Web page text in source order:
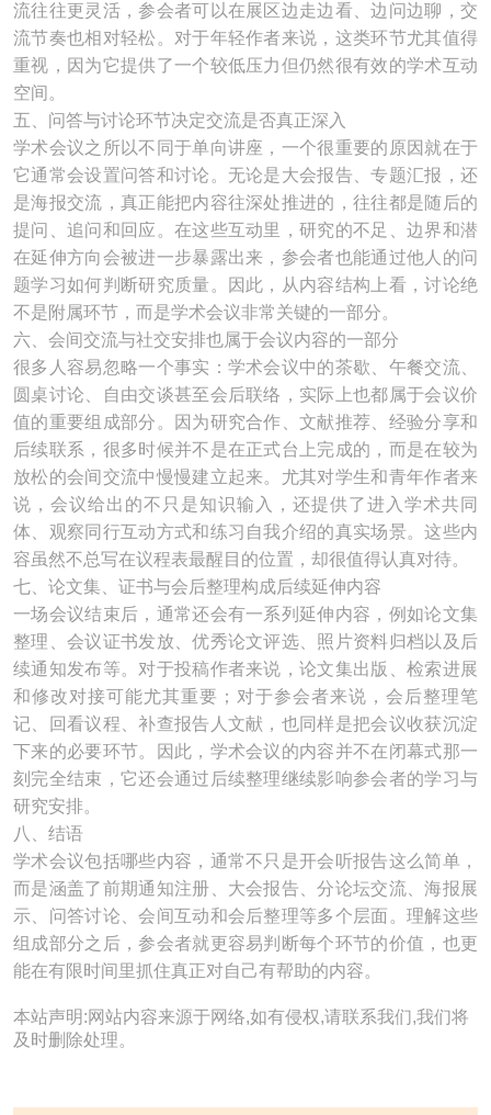
流往往更灵活，参会者可以在展区边走边看、边问边聊，交
流节奏也相对轻松。对于年轻作者来说，这类环节尤其值得
重视，因为它提供了一个较低压力但仍然很有效的学术互动
空间。
五、问答与讨论环节决定交流是否真正深入
学术会议之所以不同于单向讲座，一个很重要的原因就在于
它通常会设置问答和讨论。无论是大会报告、专题汇报，还
是海报交流，真正能把内容往深处推进的，往往都是随后的
提问、追问和回应。在这些互动里，研究的不足、边界和潜
在延伸方向会被进一步暴露出来，参会者也能通过他人的问
题学习如何判断研究质量。因此，从内容结构上看，讨论绝
不是附属环节，而是学术会议非常关键的一部分。
六、会间交流与社交安排也属于会议内容的一部分
很多人容易忽略一个事实：学术会议中的茶歇、午餐交流、
圆桌讨论、自由交谈甚至会后联络，实际上也都属于会议价
值的重要组成部分。因为研究合作、文献推荐、经验分享和
后续联系，很多时候并不是在正式台上完成的，而是在较为
放松的会间交流中慢慢建立起来。尤其对学生和青年作者来
说，会议给出的不只是知识输入，还提供了进入学术共同
体、观察同行互动方式和练习自我介绍的真实场景。这些内
容虽然不总写在议程表最醒目的位置，却很值得认真对待。
七、论文集、证书与会后整理构成后续延伸内容
一场会议结束后，通常还会有一系列延伸内容，例如论文集
整理、会议证书发放、优秀论文评选、照片资料归档以及后
续通知发布等。对于投稿作者来说，论文集出版、检索进展
和修改对接可能尤其重要；对于参会者来说，会后整理笔
记、回看议程、补查报告人文献，也同样是把会议收获沉淀
下来的必要环节。因此，学术会议的内容并不在闭幕式那一
刻完全结束，它还会通过后续整理继续影响参会者的学习与
研究安排。
八、结语
学术会议包括哪些内容，通常不只是开会听报告这么简单，
而是涵盖了前期通知注册、大会报告、分论坛交流、海报展
示、问答讨论、会间互动和会后整理等多个层面。理解这些
组成部分之后，参会者就更容易判断每个环节的价值，也更
能在有限时间里抓住真正对自己有帮助的内容。
本站声明:网站内容来源于网络,如有侵权,请联系我们,我们将
及时删除处理。